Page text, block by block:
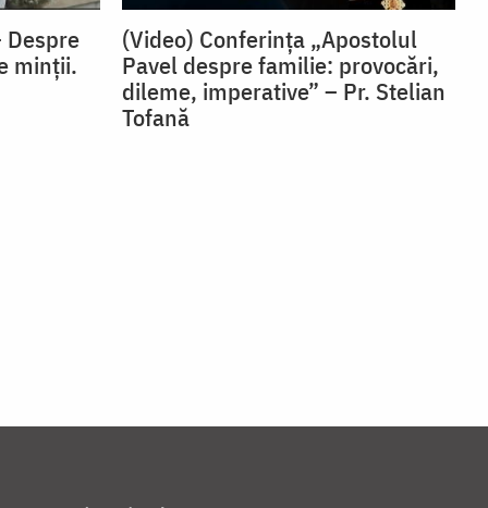
Despre
minții.
(Video) Conferința „Apostolul
Pavel despre familie: provocări,
dileme, imperative” – Pr. Stelian
Tofană